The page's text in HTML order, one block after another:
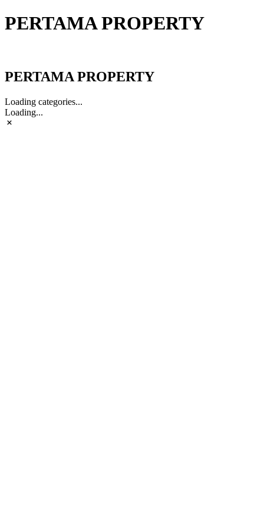
PERTAMA PROPERTY
PERTAMA PROPERTY
Loading categories...
Loading...